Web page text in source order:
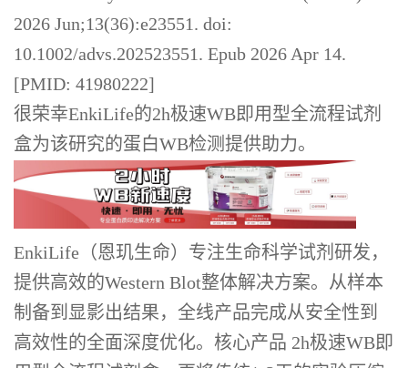
2026 Jun;13(36):e23551. doi:
10.1002/advs.202523551. Epub 2026 Apr 14.
[PMID: 41980222]
很荣幸EnkiLife的2h极速WB即用型全流程试剂
盒为该研究的蛋白WB检测提供助力。
EnkiLife（恩玑生命）专注生命科学试剂研发，
提供高效的Western Blot整体解决方案。从样本
制备到显影出结果，全线产品完成从安全性到
高效性的全面深度优化。核心产品 2h极速WB即